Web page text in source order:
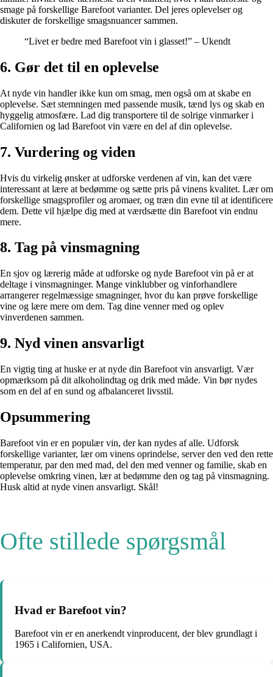
smage på forskellige Barefoot varianter. Del jeres oplevelser og
diskuter de forskellige smagsnuancer sammen.
“Livet er bedre med Barefoot vin i glasset!” – Ukendt
6. Gør det til en oplevelse
At nyde vin handler ikke kun om smag, men også om at skabe en
oplevelse. Sæt stemningen med passende musik, tænd lys og skab en
hyggelig atmosfære. Lad dig transportere til de solrige vinmarker i
Californien og lad Barefoot vin være en del af din oplevelse.
7. Vurdering og viden
Hvis du virkelig ønsker at udforske verdenen af vin, kan det være
interessant at lære at bedømme og sætte pris på vinens kvalitet. Lær om
forskellige smagsprofiler og aromaer, og træn din evne til at identificere
dem. Dette vil hjælpe dig med at værdsætte din Barefoot vin endnu
mere.
8. Tag på vinsmagning
En sjov og lærerig måde at udforske og nyde Barefoot vin på er at
deltage i vinsmagninger. Mange vinklubber og vinforhandlere
arrangerer regelmæssige smagninger, hvor du kan prøve forskellige
vine og lære mere om dem. Tag dine venner med og oplev
vinverdenen sammen.
9. Nyd vinen ansvarligt
En vigtig ting at huske er at nyde din Barefoot vin ansvarligt. Vær
opmærksom på dit alkoholindtag og drik med måde. Vin bør nydes
som en del af en sund og afbalanceret livsstil.
Opsummering
Barefoot vin er en populær vin, der kan nydes af alle. Udforsk
forskellige varianter, lær om vinens oprindelse, server den ved den rette
temperatur, par den med mad, del den med venner og familie, skab en
oplevelse omkring vinen, lær at bedømme den og tag på vinsmagning.
Husk altid at nyde vinen ansvarligt. Skål!
Ofte stillede spørgsmål
Hvad er Barefoot vin?
Barefoot vin er en anerkendt vinproducent, der blev grundlagt i
1965 i Californien, USA.